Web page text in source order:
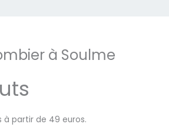
à Soulme
à partir de 49 euros.